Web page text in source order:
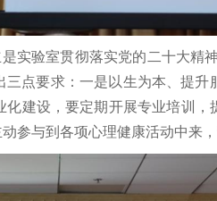
实验室贯彻落实党的二十大精
三点要求：一是以生为本、提
建设，要定期开展专业培训
参与到各项心理健康活动中来